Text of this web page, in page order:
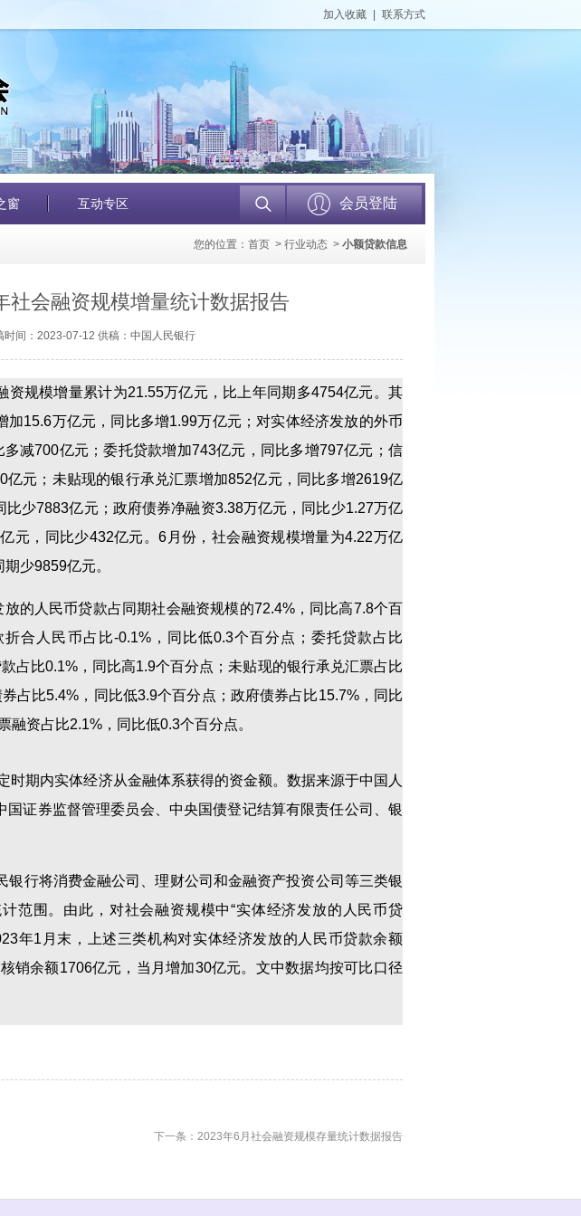
加入收藏 联系方式
窗 互动专区 会员登陆
您的位置： 首页 > 行业动态 > 小额贷款信息
社会融资规模增量统计数据报告
时间：2023-07-12 供稿：中国人民银行
资规模增量累计为21.55万亿元，比上年同期多4754亿元。其
加15.6万亿元，同比多增1.99万亿元；对实体经济发放的外币
减700亿元；委托贷款增加743亿元，同比多增797亿元；信
元；未贴现的银行承兑汇票增加852亿元，同比多增2619亿
少7883亿元；政府债券净融资3.38万亿元，同比少1.27万亿
元，同比少432亿元。6月份，社会融资规模增量为4.22万亿
少9859亿元。
的人民币贷款占同期社会融资规模的72.4%，同比高7.8个百
合人民币占比-0.1%，同比低0.3个百分点；委托贷款占比
占比0.1%，同比高1.9个百分点；未贴现的银行承兑汇票占比
占比5.4%，同比低3.9个百分点；政府债券占比15.7%，同比
资占比2.1%，同比低0.3个百分点。
时期内实体经济从金融体系获得的资金额。数据来源于中国人
国证券监督管理委员会、中央国债登记结算有限责任公司、银
银行将消费金融公司、理财公司和金融资产投资公司等三类银
范围。由此，对社会融资规模中“实体经济发放的人民币贷
年1月末，上述三类机构对实体经济发放的人民币贷款余额
销余额1706亿元，当月增加30亿元。文中数据均按可比口径
下一条：2023年6月社会融资规模存量统计数据报告